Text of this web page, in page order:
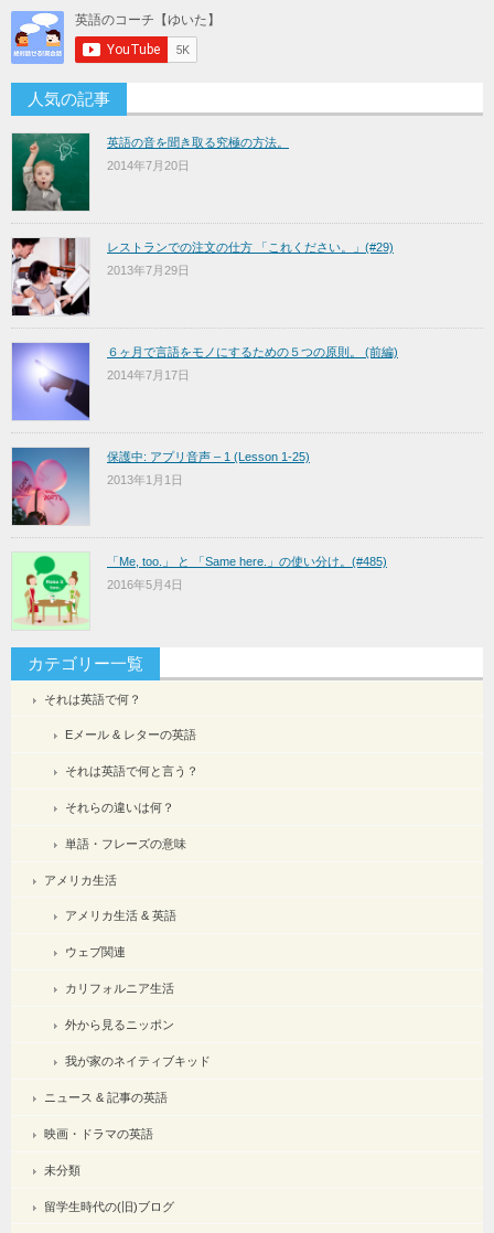
人気の記事
英語の音を聞き取る究極の方法。
2014年7月20日
レストランでの注文の仕方 「これください。」(#29)
2013年7月29日
６ヶ月で言語をモノにするための５つの原則。 (前編)
2014年7月17日
保護中: アプリ音声 – 1 (Lesson 1-25)
2013年1月1日
「Me, too.」 と 「Same here.」の使い分け。(#485)
2016年5月4日
カテゴリー一覧
それは英語で何？
Eメール & レターの英語
それは英語で何と言う？
それらの違いは何？
単語・フレーズの意味
アメリカ生活
アメリカ生活 & 英語
ウェブ関連
カリフォルニア生活
外から見るニッポン
我が家のネイティブキッド
ニュース & 記事の英語
映画・ドラマの英語
未分類
留学生時代の(旧)ブログ